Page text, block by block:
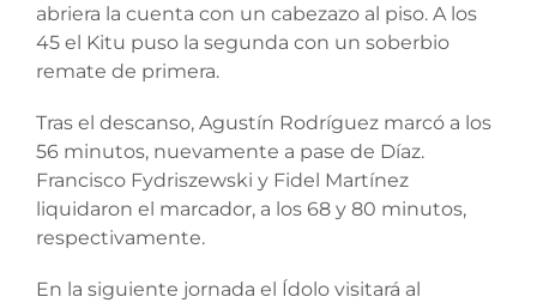
abriera la cuenta con un cabezazo al piso. A los
45 el Kitu puso la segunda con un soberbio
remate de primera.
Tras el descanso, Agustín Rodríguez marcó a los
56 minutos, nuevamente a pase de Díaz.
Francisco Fydriszewski y Fidel Martínez
liquidaron el marcador, a los 68 y 80 minutos,
respectivamente.
En la siguiente jornada el Ídolo visitará al